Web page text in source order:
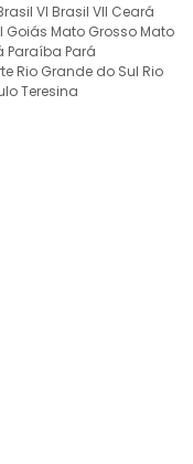
VI Brasil VII Ceará
Goiás Mato Grosso Mato
Paraíba Pará
Rio Grande do Sul Rio
Teresina